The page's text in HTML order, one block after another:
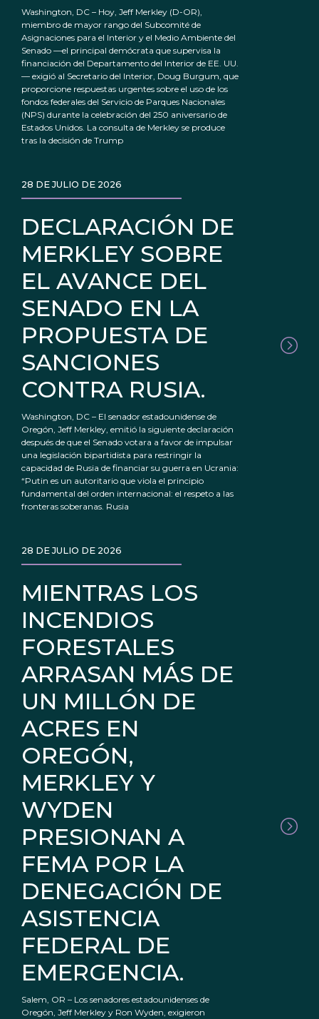
Washington, DC – Hoy, Jeff Merkley (D-OR),
miembro de mayor rango del Subcomité de
Asignaciones para el Interior y el Medio Ambiente del
Senado —el principal demócrata que supervisa la
financiación del Departamento del Interior de EE. UU.
— exigió al Secretario del Interior, Doug Burgum, que
proporcione respuestas urgentes sobre el uso de los
fondos federales del Servicio de Parques Nacionales
(NPS) durante la celebración del 250 aniversario de
Estados Unidos. La consulta de Merkley se produce
tras la decisión de Trump
DECLARACIÓN DE
MERKLEY SOBRE
EL AVANCE DEL
SENADO EN LA
PROPUESTA DE
SANCIONES
CONTRA RUSIA.
28 DE JULIO DE 2026
Washington, DC – El senador estadounidense de
Oregón, Jeff Merkley, emitió la siguiente declaración
después de que el Senado votara a favor de impulsar
una legislación bipartidista para restringir la
capacidad de Rusia de financiar su guerra en Ucrania:
“Putin es un autoritario que viola el principio
fundamental del orden internacional: el respeto a las
fronteras soberanas. Rusia
MIENTRAS LOS
INCENDIOS
FORESTALES
ARRASAN MÁS DE
UN MILLÓN DE
ACRES EN
OREGÓN,
MERKLEY Y
WYDEN
PRESIONAN A
FEMA POR LA
DENEGACIÓN DE
ASISTENCIA
FEDERAL DE
EMERGENCIA.
28 DE JULIO DE 2026
Salem, OR – Los senadores estadounidenses de
Oregón, Jeff Merkley y Ron Wyden, exigieron